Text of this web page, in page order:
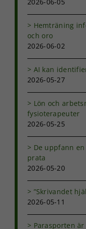
Hemträning
och oro
2026-06-02
AI kan
2026-05-27
Lön och
fysioterapeuter
2026-05-25
De uppfann
prata
2026-05-20
”Skrivandet
2026-05-11
Parasporten